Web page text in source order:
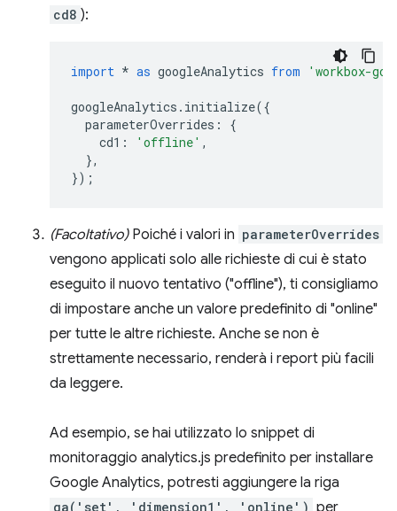
cd8 ):
import * as googleAnalytics from 'workbox-
googleAnalytics . initialize({
parameterOverrides :
{
cd1 : 'offline' ,
},
});
(Facoltativo)Poiché i valori in parameterOverrides
vengono applicati solo alle richieste di cui è stato
eseguito il nuovo tentativo ("offline"), ti consigliamo
di impostare anche un valore predefinito di "online"
per tutte le altre richieste. Anche se non è
strettamente necessario, renderà i report più facili
da leggere.
Ad esempio, se hai utilizzato lo snippet di
monitoraggio analytics.js predefinito per installare
Google Analytics, potresti aggiungere la riga
ga('set', 'dimension1', 'online') per